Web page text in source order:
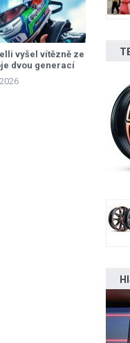
vyšel vítězně ze
dvou generací